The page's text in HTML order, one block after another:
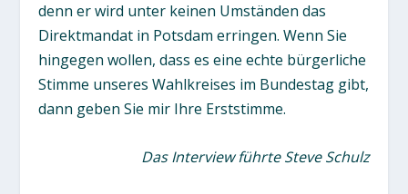
denn er wird unter keinen Umständen das
Direktmandat in Potsdam erringen. Wenn Sie
hingegen wollen, dass es eine echte bürgerliche
Stimme unseres Wahlkreises im Bundestag gibt,
dann geben Sie mir Ihre Erststimme.
Das Interview führte Steve Schulz